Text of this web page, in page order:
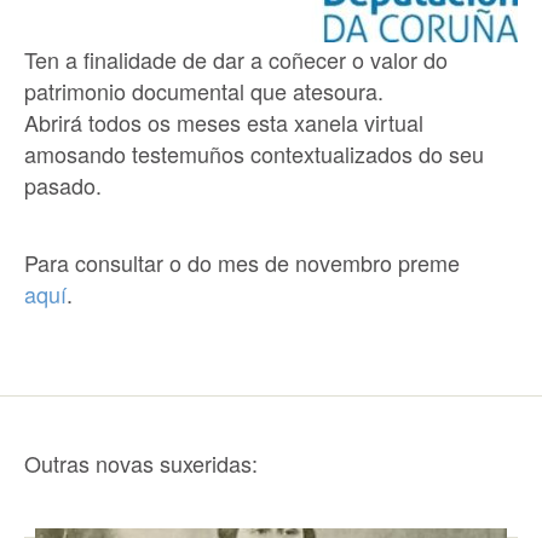
Ten a finalidade de dar a coñecer o valor do
patrimonio documental que atesoura.
Abrirá todos os meses esta xanela virtual
amosando testemuños contextualizados do seu
pasado.
Para consultar o do mes de novembro preme
aquí.
Outras novas suxeridas: